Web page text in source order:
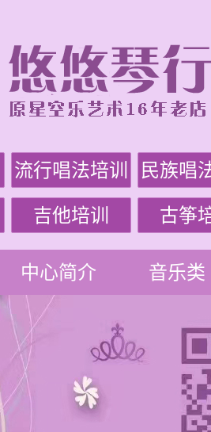
流行唱法培训 民族唱
吉他培训 古筝
中心简介 音乐类